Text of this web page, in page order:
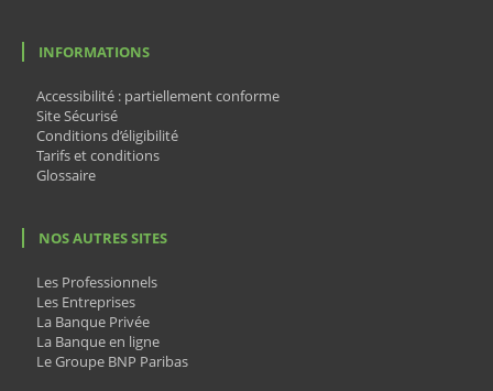
INFORMATIONS
Accessibilité : partiellement conforme
Site Sécurisé
Conditions d’éligibilité
Tarifs et conditions
Glossaire
NOS AUTRES SITES
Les Professionnels
Les Entreprises
La Banque Privée
La Banque en ligne
Le Groupe BNP Paribas